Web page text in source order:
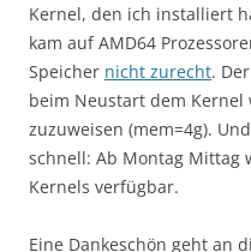
Kernel, den ich installiert
kam auf AMD64
Speicher nicht zurecht.
beim Neustart dem Kernel
zuzuweisen (mem=4g).
schnell: Ab Montag Mittag
Kernels verfügbar.
Eine Dankeschön geht an